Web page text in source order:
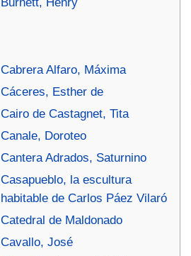
Cabrera Alfaro, Máxima
Cáceres, Esther de
Cairo de Castagnet, Tita
Canale, Doroteo
Cantera Adrados, Saturnino
Casapueblo, la escultura
habitable de Carlos Páez Vilaró
Catedral de Maldonado
Cavallo, José